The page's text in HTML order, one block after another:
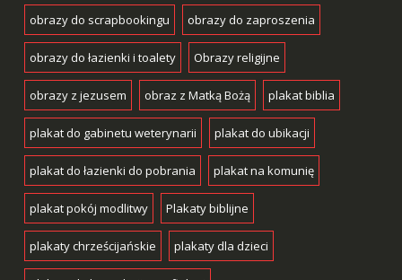
obrazy do scrapbookingu obrazy do zaproszenia
obrazy do łazienki i toalety Obrazy religijne
obrazy z jezusem obraz z Matką Bożą plakat biblia
plakat do gabinetu weterynarii plakat do ubikacji
plakat do łazienki do pobrania plakat na komunię
plakat pokój modlitwy Plakaty biblijne
plakaty chrześcijańskie plakaty dla dzieci